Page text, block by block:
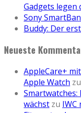
Gadgets legen
Sony
Buddy: Der
Neueste
AppleCare+
Apple Watch zu
wächst zu IWC